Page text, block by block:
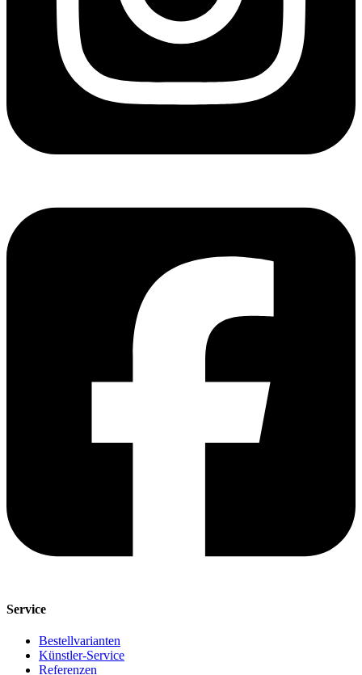
Service
Bestellvarianten
Künstler-Service
Referenzen